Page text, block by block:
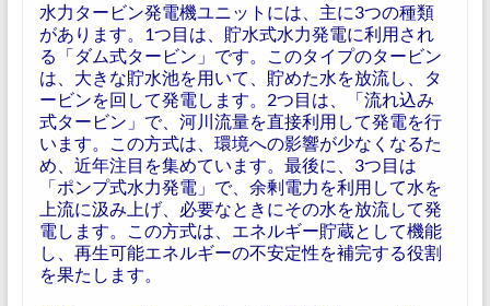
水力タービン発電機ユニットには、主に3つの種類
があります。1つ目は、貯水式水力発電に利用され
る「ダム式タービン」です。このタイプのタービン
は、大きな貯水池を用いて、貯めた水を放流し、タ
ービンを回して発電します。2つ目は、「流れ込み
式タービン」で、河川流量を直接利用して発電を行
います。この方式は、環境への影響が少なくなるた
め、近年注目を集めています。最後に、3つ目は
「ポンプ式水力発電」で、余剰電力を利用して水を
上流に汲み上げ、必要なときにその水を放流して発
電します。この方式は、エネルギー貯蔵として機能
し、再生可能エネルギーの不安定性を補完する役割
を果たします。